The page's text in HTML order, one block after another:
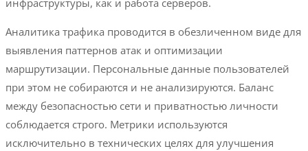
инфраструктуры, как и работа серверов.
Аналитика трафика проводится в обезличенном виде для
выявления паттернов атак и оптимизации
маршрутизации. Персональные данные пользователей
при этом не собираются и не анализируются. Баланс
между безопасностью сети и приватностью личности
соблюдается строго. Метрики используются
исключительно в технических целях для улучшения